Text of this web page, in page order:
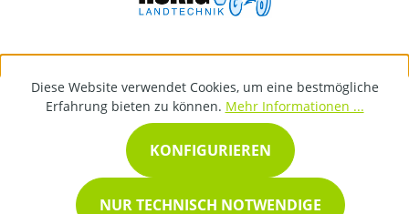
Diese Website verwendet Cookies, um eine bestmögliche
Erfahrung bieten zu können. Mehr Informationen ...
NUR TECHNISCH NOTWENDIGE
KONFIGURIEREN